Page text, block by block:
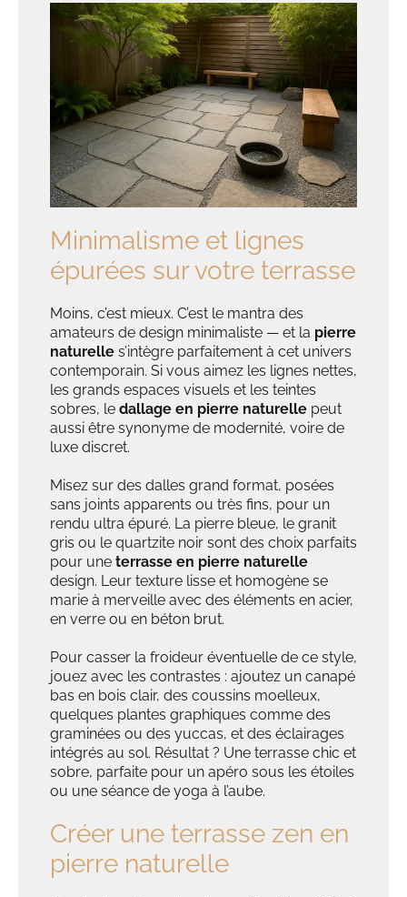
Minimalisme et lignes
épurées sur votre terrasse
Moins, c’est mieux. C’est le mantra des
amateurs de design minimaliste — et la pierre
naturelle s’intègre parfaitement à cet univers
contemporain. Si vous aimez les lignes nettes,
les grands espaces visuels et les teintes
sobres, le dallage en pierre naturelle peut
aussi être synonyme de modernité, voire de
luxe discret.
Misez sur des dalles grand format, posées
sans joints apparents ou très fins, pour un
rendu ultra épuré. La pierre bleue, le granit
gris ou le quartzite noir sont des choix parfaits
pour une terrasse en pierre naturelle
design. Leur texture lisse et homogène se
marie à merveille avec des éléments en acier,
en verre ou en béton brut.
Pour casser la froideur éventuelle de ce style,
jouez avec les contrastes : ajoutez un canapé
bas en bois clair, des coussins moelleux,
quelques plantes graphiques comme des
graminées ou des yuccas, et des éclairages
intégrés au sol. Résultat ? Une terrasse chic et
sobre, parfaite pour un apéro sous les étoiles
ou une séance de yoga à l’aube.
Créer une terrasse zen en
pierre naturelle